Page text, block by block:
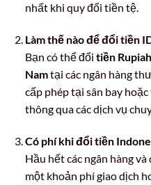
nhất khi quy đổi tiền tệ.
Làm thế nào để đổi tiền
Bạn có thể đổi tiền
Namtại các ngân hàng
cấp phép tại sân bay
thông qua các dịch vụ
Có phí khi đổi tiền
Hầu hết các ngân hàng
một khoản phí giao dịch